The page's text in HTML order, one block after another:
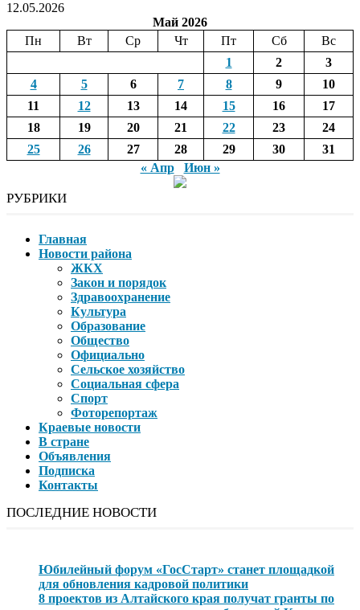
12.05.2026
Май 2026
Пн
Вт Ср Чт Пт Сб
Вс
1
2
3
4
5 6 7 8 9
10
11
12 13 14 15 16
17
18
19 20 21 22 23
24
25
26 27 28 29 30
31
« Апр
Июн »
РУБРИКИ
Главная
Новости района
ЖКХ
Закон и порядок
Здравоохранение
Культура
Образование
Общество
Официально
Сельское хозяйство
Социальная сфера
Спорт
Фоторепортаж
Краевые новости
В стране
Объявления
Подписка
Контакты
ПОСЛЕДНИЕ НОВОСТИ
Юбилейный форум «ГосСтарт» станет площадкой
для обновления кадровой политики
8 проектов из Алтайского края получат гранты по